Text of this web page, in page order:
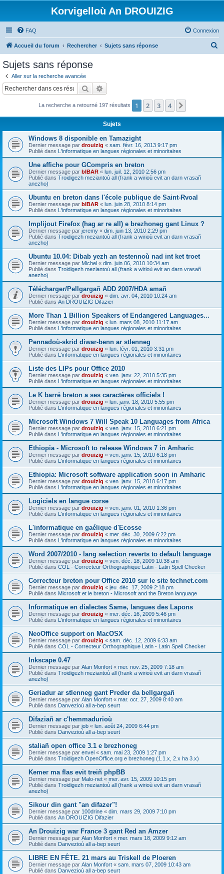
Korvigelloù An DROUIZIG
FAQ Connexion
Accueil du forum Rechercher Sujets sans réponse
c
Sujets sans réponse
Aller sur la recherche avancée
Rechercher
La recherche a retourné 197 résultats 1 2 3 4
Sujets
Windows 8 disponible en Tamazight
Dernier message par drouizig « sam. févr. 16, 2013 9:17 pm
Publié dans L'informatique en langues régionales et minoritaires
Une affiche pour GCompris en breton
Dernier message par bIBAR « lun. juil. 12, 2010 2:56 pm
Publié dans Troidigezh meziantoù all (frank a wirioù evit an darn vrasañ
anezho)
Ubuntu en breton dans l'école publique de Saint-Rvoal
Dernier message par bIBAR « lun. juin 28, 2010 8:14 pm
Publié dans L'informatique en langues régionales et minoritaires
Implijout Firefox (hag ar re all) e brezhoneg gant Linux ?
Dernier message par jeremy « dim. juin 13, 2010 2:29 pm
Publié dans Troidigezh meziantoù all (frank a wirioù evit an darn vrasañ
anezho)
Ubuntu 10.04: Dibab yezh an testennoù nad int ket troet
Dernier message par Michel « dim. juin 06, 2010 10:34 am
Publié dans Troidigezh meziantoù all (frank a wirioù evit an darn vrasañ
anezho)
Télécharger/Pellgargañ ADD 2007/HDA amañ
Dernier message par drouizig « dim. avr. 04, 2010 10:24 am
Publié dans An DROUIZIG Difazier
More Than 1 Billion Speakers of Endangered Languages...
Dernier message par drouizig « lun. mars 08, 2010 11:17 am
Publié dans L'informatique en langues régionales et minoritaires
Pennadoù-skrid diwar-benn ar stlenneg
Dernier message par drouizig « lun. févr. 01, 2010 3:31 pm
Publié dans L'informatique en langues régionales et minoritaires
Liste des LIPs pour Office 2010
Dernier message par drouizig « ven. janv. 22, 2010 5:35 pm
Publié dans L'informatique en langues régionales et minoritaires
Le K barré breton a ses caractères officiels !
Dernier message par drouizig « lun. janv. 18, 2010 5:55 pm
Publié dans L'informatique en langues régionales et minoritaires
Microsoft Windows 7 Will Speak 10 Languages from Africa
Dernier message par drouizig « ven. janv. 15, 2010 6:21 pm
Publié dans L'informatique en langues régionales et minoritaires
Ethiopia - Microsoft to release Windows 7 in Amharic
Dernier message par drouizig « ven. janv. 15, 2010 6:18 pm
Publié dans L'informatique en langues régionales et minoritaires
Ethiopia: Microsoft software application soon in Amharic
Dernier message par drouizig « ven. janv. 15, 2010 6:17 pm
Publié dans L'informatique en langues régionales et minoritaires
Logiciels en langue corse
Dernier message par drouizig « ven. janv. 01, 2010 1:36 pm
Publié dans L'informatique en langues régionales et minoritaires
L'informatique en gaélique d'Ecosse
Dernier message par drouizig « mer. déc. 30, 2009 6:22 pm
Publié dans L'informatique en langues régionales et minoritaires
Word 2007/2010 - lang selection reverts to default language
Dernier message par drouizig « ven. déc. 18, 2009 10:38 am
Publié dans COL - Correcteur Orthographique Latin - Latin Spell Checker
Correcteur breton pour Office 2010 sur le site technet.com
Dernier message par drouizig « jeu. déc. 17, 2009 2:18 pm
Publié dans Microsoft et le breton - Microsoft and the Breton language
Informatique en dialectes Same, langues des Lapons
Dernier message par drouizig « mer. déc. 16, 2009 5:46 pm
Publié dans L'informatique en langues régionales et minoritaires
NeoOffice support on MacOSX
Dernier message par drouizig « sam. déc. 12, 2009 6:33 am
Publié dans COL - Correcteur Orthographique Latin - Latin Spell Checker
Inkscape 0.47
Dernier message par Alan Monfort « mer. nov. 25, 2009 7:18 am
Publié dans Troidigezh meziantoù all (frank a wirioù evit an darn vrasañ
anezho)
Geriadur ar stlenneg gant Preder da bellgargañ
Dernier message par Alan Monfort « mar. oct. 27, 2009 8:40 am
Publié dans Danvezioù all a-bep seurt
Difaziañ ar c'hemmadurioù
Dernier message par job « lun. août 24, 2009 6:44 pm
Publié dans Danvezioù all a-bep seurt
staliañ open office 3.1 e brezhoneg
Dernier message par envel « sam. mai 23, 2009 1:27 pm
Publié dans Troidigezh OpenOffice.org e brezhoneg (1.1.x, 2.x ha 3.x)
Kemer ma flas evit treiñ phpBB
Dernier message par Malo-net « mer. avr. 15, 2009 10:15 pm
Publié dans Troidigezh meziantoù all (frank a wirioù evit an darn vrasañ
anezho)
Sikour din gant "an difazer"!
Dernier message par 100drine « dim. mars 29, 2009 7:10 pm
Publié dans An DROUIZIG Difazier
An Drouizig war France 3 gant Red an Amzer
Dernier message par Alan Monfort « mer. mars 18, 2009 9:12 am
Publié dans Danvezioù all a-bep seurt
LIBRE EN FÊTE. 21 mars au Triskell de Ploeren
Dernier message par Alan Monfort « sam. mars 07, 2009 10:43 am
Publié dans Danvezioù all a-bep seurt